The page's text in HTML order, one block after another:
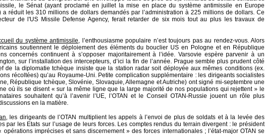
le Sénat (ayant proclamé en juillet la mise en place du système antimissile en Europe
a réduit les 310 millions de dollars demandés par l’administration à 225 millions de dollars. Ce
de l'US Missile Defense Agency, ferait retarder de six mois tout au plus les travaux de
du système antimissile, l’enthousiasme populaire n’est toujours pas au rendez-vous. Alors
soutiennent le déploiement des éléments du bouclier US en Pologne et en République
concernés continuent à s’opposer majoritairement à l’idée. Varsovie espère parvenir à un
sur l’installation des intercepteurs, d’ici la fin de l’année. Prague semble plus prudent côté
de la diplomatie tchèque insiste que la station radar soit déployée aux mêmes conditions (ex.
récoltées) qu’au Royaume-Uni. Petite complication supplémentaire : les dirigeants socialistes
République tchèque, Slovénie, Slovaquie, Allemagne et Autriche) ont signé mi-septembre une
où ils se disent « sur la même ligne que la large majorité de nos populations qui rejettent » le
souhaitent qu’à l’avenir l’UE, l’OTAN et le Conseil OTAN-Russie jouent un rôle plus
en la matière.
, les dirigeants de l’OTAN multiplient les appels à l’envoi de plus de soldats et à la levée des
par les Etats sur l’usage de leurs forces. Les comptes rendus du terrain divergent : le président
opérations imprécises et sans discernement » des forces internationales ; l’état-major OTAN se